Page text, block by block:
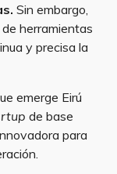
Sin embargo,
herramientas
y precisa la
emerge Eirú
de base
para